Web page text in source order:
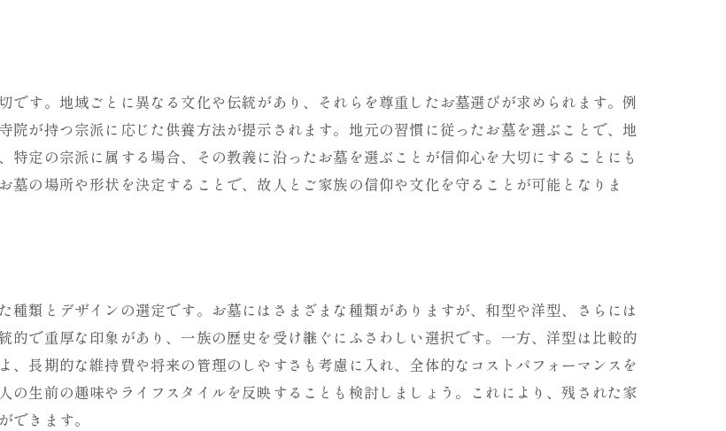
の好物を供えることで感じる親しみ
時に伝えたい感謝の言葉
に合わせた特別な供養イベントの計画
の風習に合った供養方法の提案
替え後に訪れる心の安定感とは
に対する不安を和らげる方法
的負担を軽減するためのサポート策
との新たな対話を始める心の準備
です。地域ごとに異なる文化や伝統があり、それらを尊重したお墓選びが求められます。例
院が持つ宗派に応じた供養方法が提示されます。地元の習慣に従ったお墓を選ぶことで、地
定の宗派に属する場合、その教義に沿ったお墓を選ぶことが信仰心を大切にすることにも
の場所や形状を決定することで、故人とご家族の信仰や文化を守ることが可能となりま
種類とデザインの選定です。お墓にはさまざまな種類がありますが、和型や洋型、さらには
的で重厚な印象があり、一族の歴史を受け継ぐにふさわしい選択です。一方、洋型は比較的
長期的な維持費や将来の管理のしやすさも考慮に入れ、全体的なコストパフォーマンスを
の生前の趣味やライフスタイルを反映することも検討しましょう。これにより、残された家
できます。